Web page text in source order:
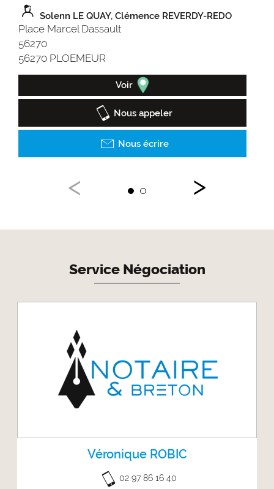
Solenn LE QUAY, Clémence REVERDY-REDO
Place Marcel Dassault
56270
56270 PLOEMEUR
Voir
Nous appeler
Nous écrire
Service Négociation
Véronique ROBIC
02 97 86 16 40